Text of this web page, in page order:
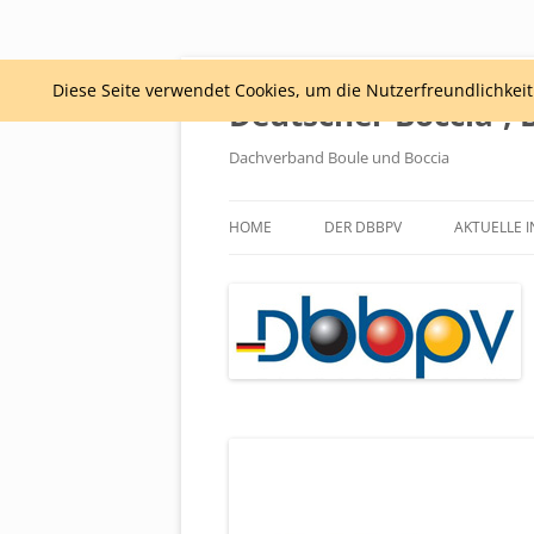
Deutscher Boccia-,
Dachverband Boule und Boccia
HOME DER DBBPV
SATZUNG
AKTUELLE
Diese Seite verwendet Cookies, um die